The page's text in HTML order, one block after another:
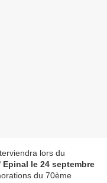
lors du
le 24 septembre
du 70ème